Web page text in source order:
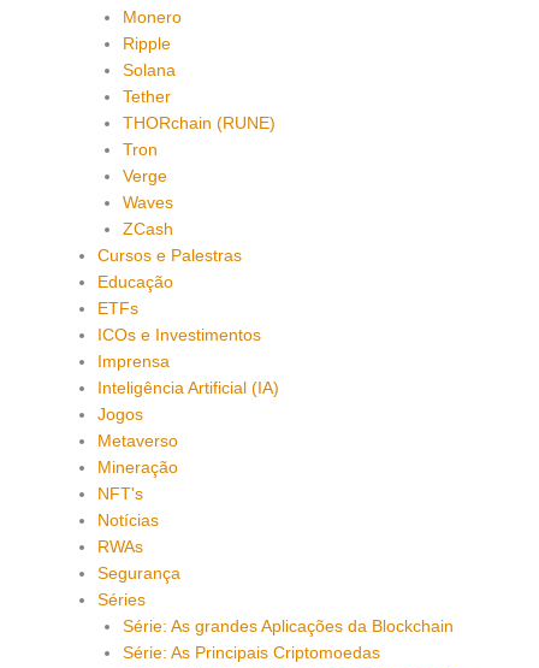
Monero
Ripple
Solana
Tether
THORchain (RUNE)
Tron
Verge
Waves
ZCash
Cursos e Palestras
Educação
ETFs
ICOs e Investimentos
Imprensa
Inteligência Artificial (IA)
Jogos
Metaverso
Mineração
NFT's
Notícias
RWAs
Segurança
Séries
Série: As grandes Aplicações da Blockchain
Série: As Principais Criptomoedas